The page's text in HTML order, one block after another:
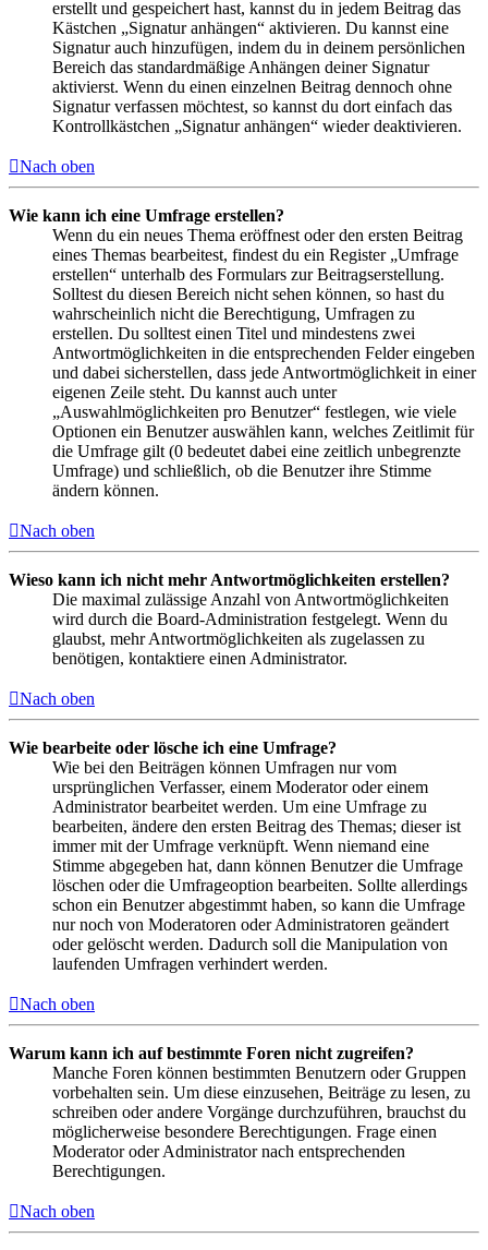
erstellt und gespeichert hast, kannst du in jedem Beitrag das
Kästchen „Signatur anhängen“ aktivieren. Du kannst eine
Signatur auch hinzufügen, indem du in deinem persönlichen
Bereich das standardmäßige Anhängen deiner Signatur
aktivierst. Wenn du einen einzelnen Beitrag dennoch ohne
Signatur verfassen möchtest, so kannst du dort einfach das
Kontrollkästchen „Signatur anhängen“ wieder deaktivieren.
Nach oben
Wie kann ich eine Umfrage erstellen?
Wenn du ein neues Thema eröffnest oder den ersten Beitrag
eines Themas bearbeitest, findest du ein Register „Umfrage
erstellen“ unterhalb des Formulars zur Beitragserstellung.
Solltest du diesen Bereich nicht sehen können, so hast du
wahrscheinlich nicht die Berechtigung, Umfragen zu
erstellen. Du solltest einen Titel und mindestens zwei
Antwortmöglichkeiten in die entsprechenden Felder eingeben
und dabei sicherstellen, dass jede Antwortmöglichkeit in einer
eigenen Zeile steht. Du kannst auch unter
„Auswahlmöglichkeiten pro Benutzer“ festlegen, wie viele
Optionen ein Benutzer auswählen kann, welches Zeitlimit für
die Umfrage gilt (0 bedeutet dabei eine zeitlich unbegrenzte
Umfrage) und schließlich, ob die Benutzer ihre Stimme
ändern können.
Nach oben
Wieso kann ich nicht mehr Antwortmöglichkeiten erstellen?
Die maximal zulässige Anzahl von Antwortmöglichkeiten
wird durch die Board-Administration festgelegt. Wenn du
glaubst, mehr Antwortmöglichkeiten als zugelassen zu
benötigen, kontaktiere einen Administrator.
Nach oben
Wie bearbeite oder lösche ich eine Umfrage?
Wie bei den Beiträgen können Umfragen nur vom
ursprünglichen Verfasser, einem Moderator oder einem
Administrator bearbeitet werden. Um eine Umfrage zu
bearbeiten, ändere den ersten Beitrag des Themas; dieser ist
immer mit der Umfrage verknüpft. Wenn niemand eine
Stimme abgegeben hat, dann können Benutzer die Umfrage
löschen oder die Umfrageoption bearbeiten. Sollte allerdings
schon ein Benutzer abgestimmt haben, so kann die Umfrage
nur noch von Moderatoren oder Administratoren geändert
oder gelöscht werden. Dadurch soll die Manipulation von
laufenden Umfragen verhindert werden.
Nach oben
Warum kann ich auf bestimmte Foren nicht zugreifen?
Manche Foren können bestimmten Benutzern oder Gruppen
vorbehalten sein. Um diese einzusehen, Beiträge zu lesen, zu
schreiben oder andere Vorgänge durchzuführen, brauchst du
möglicherweise besondere Berechtigungen. Frage einen
Moderator oder Administrator nach entsprechenden
Berechtigungen.
Nach oben